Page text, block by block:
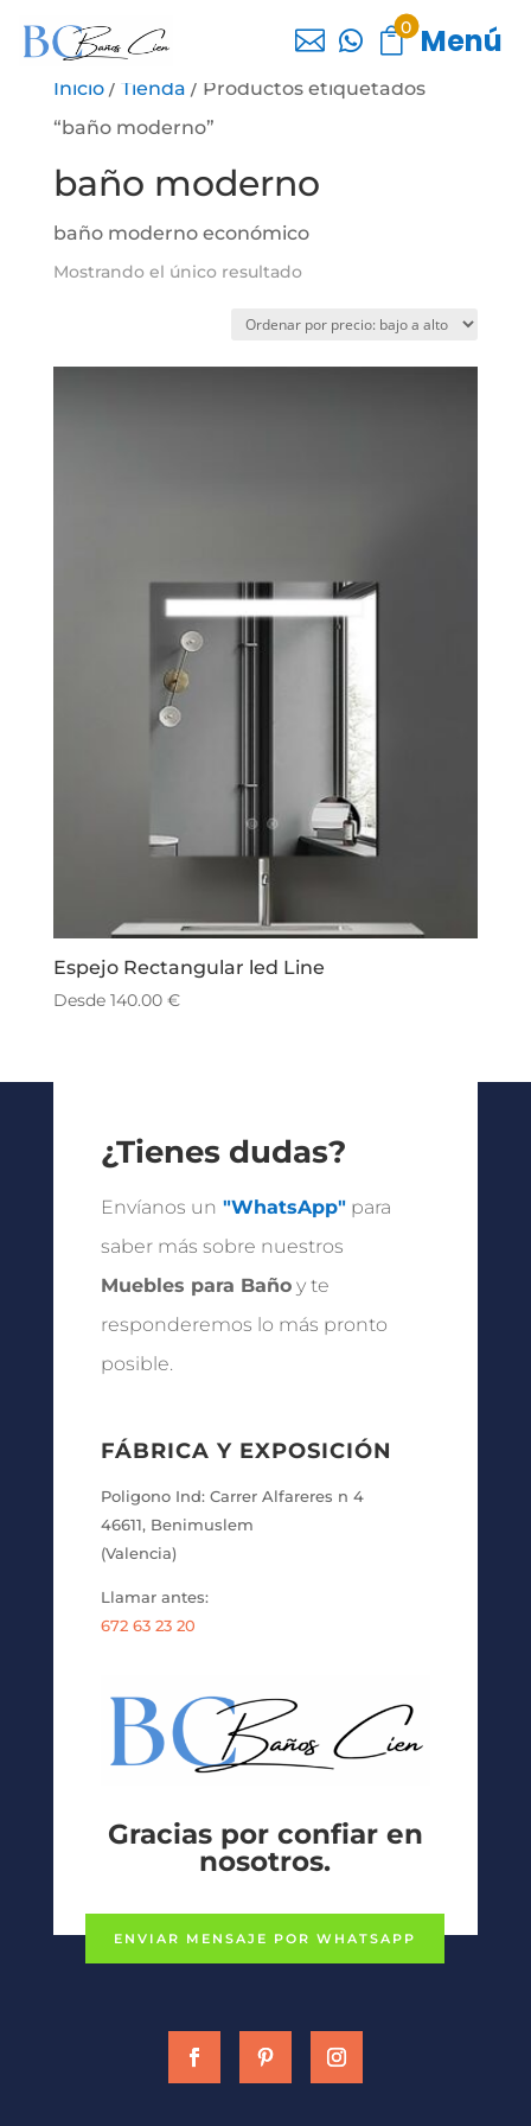
  0 Menú
Inicio/ Tienda / Productos etiquetados
“baño moderno”
baño moderno
baño moderno económico
Mostrando el único resultado
Espejo Rectangular led Line
Desde 140.00 €
¿Tienes dudas?
Envíanos un "WhatsApp"para
saber más sobre nuestros
Muebles para Bañoy te
responderemos lo más pronto
posible.
FÁBRICA Y EXPOSICIÓN
Poligono Ind: Carrer Alfareres n 4
46611, Benimuslem
(Valencia)
Llamar antes:
672 63 23 20
Gracias por confiar en
nosotros.
ENVIAR MENSAJE POR WHATSAPP